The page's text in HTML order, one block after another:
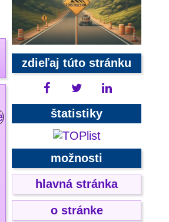
zdieľaj túto stránku
štatistiky
možnosti
hlavná stránka
o stránke